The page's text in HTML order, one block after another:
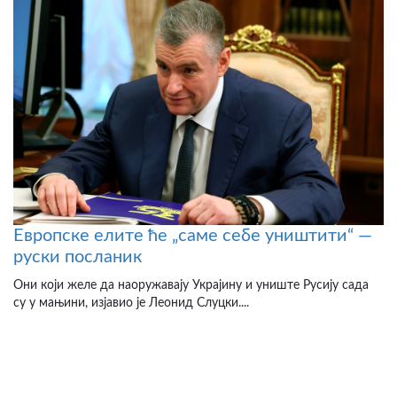
Европске елите ће „саме себе уништити“ —
руски посланик
Они који желе да наоружавају Украјину и униште Русију сада
су у мањини, изјавио је Леонид Слуцки....